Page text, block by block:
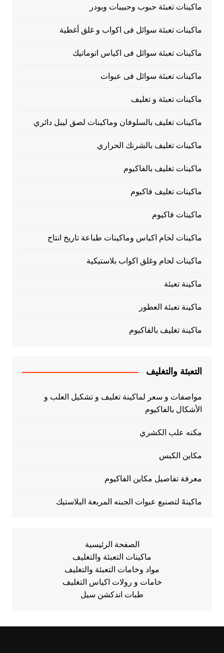
ماكينات تعبئة حبوب وحبيبات وبودر
ماكينات تعبئة سوائل فى اكواب و غلق أغطية
ماكينات تعبئة سوائل فى اكياس اتوماتيك
ماكينات تعبئة سوائل فى عبوات
ماكينات تعبئة و تغليف
ماكينات تغليف بالسلوفان وماكينات لصق ليبل دائري
ماكينات تغليف بالشرنك الحراري
ماكينات تغليف بالفاكيوم
ماكينات تغليف فاكيوم
ماكينات فاكيوم
ماكينات لحام اكياس وماكينات طباعة تاريخ انتاج
ماكينات لحام وغلق اكواب بلاستيكية
ماكينة تعبئة
ماكينة تعبئة العطور
ماكينة تغليف بالفاكيوم
التعبئة والتغليف
مواصفات و سعر لماكينة تغليف و تشكيل العلب و
الأشكال بالفاكيوم
مكنه علب الكشري
مكاين الكبس
معرفة تفاصيل مكاين الفاكيوم
ماكينهً لتصنيع عبوات الجبنه المربعة البلاستيك
الصفحة الرئيسية
ماكينات التعبئة والتغليف
مواد وخامات التعبئة والتغليف
خامات و رولات اكياس التغليف
طبات اندكشن سيل